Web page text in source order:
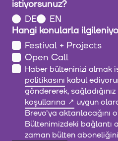
istiyorsunuz?
DE
EN
Hangi konularla
Festival + Projects
Open Call
Haber bülteninizi almak
politikasını kabul
göndererek,
koşullarına
uygun
Brevo'ya aktarılacağını
Bültenimizdeki bağlantı
zaman bülten